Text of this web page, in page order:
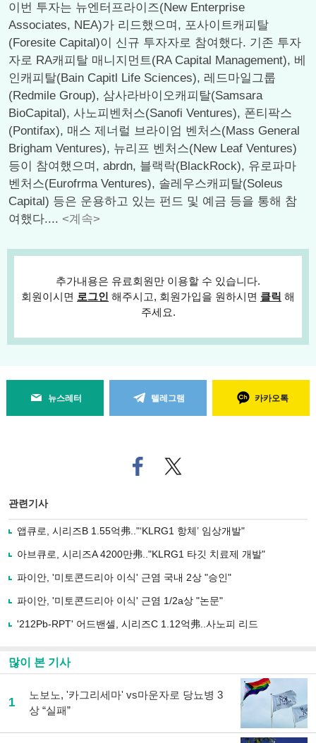
이번 투자는 뉴엔터프라이즈(New Enterprise
Associates, NEA)가 리드했으며, 포사이트캐피탈
(Foresite Capital)이 신규 투자자로 참여했다. 기존 투자
자로 RA캐피탈 매니지먼트(RA Capital Management), 베
인캐피탈(Bain Capitl Life Sciences), 레드마일그룹
(Redmile Group), 삼사라바이오캐피탈(Samsara
BioCapital), 사노피벤처스(Sanofi Ventures), 폰티팍스
(Pontifax), 매스 제너럴 브라이엄 벤처스(Mass General
Brigham Ventures), 뉴리프 벤처스(New Leaf Ventures)
등이 참여했으며, abrdn, 블랙락(BlackRock), 유로파마
벤처스(Eurofrma Ventures), 솔레우스캐피탈(Soleus
Capital) 등은 운용하고 있는 펀드 및 예금 등을 통해 참
여했다.... <계속>
추가내용은 유료회원만 이용할 수 있습니다.
회원이시면 로그인 해주시고, 회원가입을 원하시면 클릭 해
주세요.
뉴스레터 텔레그램 카카오톡
페
이
로
사
유
기
트위
터로
관련기사
앱큐로, 시리즈B 1.55억弗.."‘KLRG1 항체’ 임상개발"
아브큐로, 시리즈A 4200만弗.."KLRG1 타깃 치료제 개발"
파이안, '미토콘드리아 이식' 근염 국내 2상 "승인"
파이안, '미토콘드리아 이식' 근염 1/2a상 "논문"
'212Pb-RPT' 어드밴셀, 시리즈C 1.12억弗..사노피 리드
많이 본 기사
1
노보노, '카그리세마' vs마운자로 당뇨병 3
상 “실패”